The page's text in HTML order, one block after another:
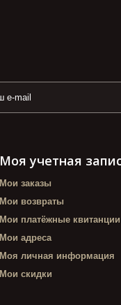
Моя учетная
Мои заказы
Мои возвраты
Мои платёжные квитанции
Мои адреса
Моя личная информация
Мои скидки